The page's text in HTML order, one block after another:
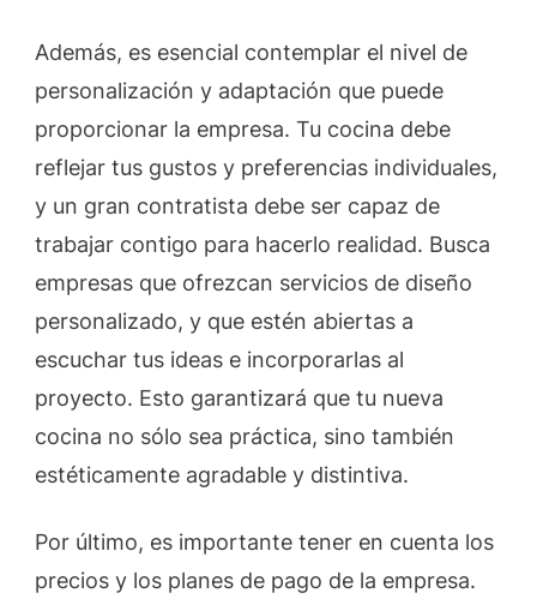
Además, es esencial contemplar el nivel de
personalización y adaptación que puede
proporcionar la empresa. Tu cocina debe
reflejar tus gustos y preferencias individuales,
y un gran contratista debe ser capaz de
trabajar contigo para hacerlo realidad. Busca
empresas que ofrezcan servicios de diseño
personalizado, y que estén abiertas a
escuchar tus ideas e incorporarlas al
proyecto. Esto garantizará que tu nueva
cocina no sólo sea práctica, sino también
estéticamente agradable y distintiva.
Por último, es importante tener en cuenta los
precios y los planes de pago de la empresa.